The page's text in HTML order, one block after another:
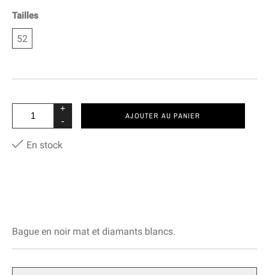
Tailles
52
+
-
AJOUTER AU PANIER
En stock
Bague en noir mat et diamants blancs.